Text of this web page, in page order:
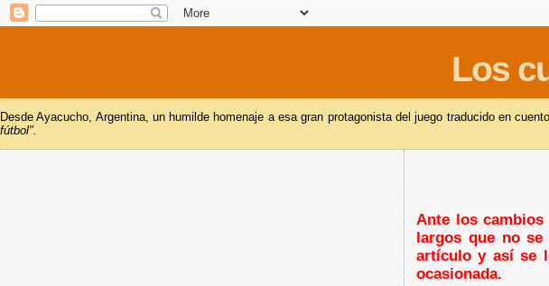
Los
Desde Ayacucho, Argentina, un humilde homenaje a esa gran protagonista del juego traducido en
fútbol".
Ante los
largos que no
artículo y así se
ocasionada.